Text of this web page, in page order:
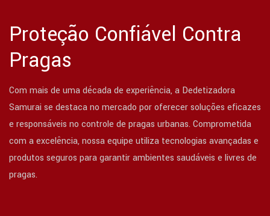
Proteção Confiável Contra
Pragas
Com mais de uma década de experiência, a Dedetizadora
Samurai se destaca no mercado por oferecer soluções eficazes
e responsáveis no controle de pragas urbanas. Comprometida
com a excelência, nossa equipe utiliza tecnologias avançadas e
produtos seguros para garantir ambientes saudáveis e livres de
pragas.